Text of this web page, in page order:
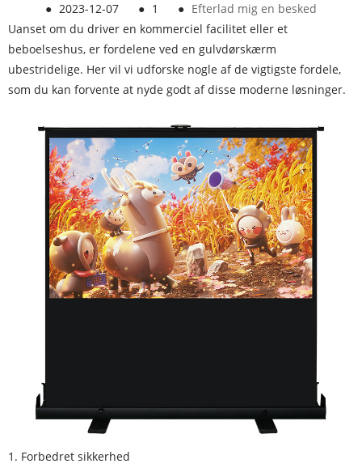
● 2023-12-07 ● 1 ● Efterlad mig en besked
Uanset om du driver en kommerciel facilitet eller et
beboelseshus, er fordelene ved en gulvdørskærm
ubestridelige. Her vil vi udforske nogle af de vigtigste fordele,
som du kan forvente at nyde godt af disse moderne løsninger.
1. Forbedret sikkerhed